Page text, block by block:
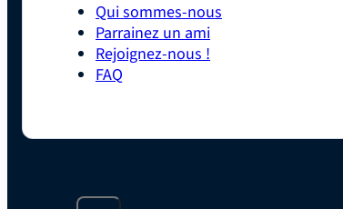
Qui sommes-nous
Parrainez un ami
Rejoignez-nous !
FAQ